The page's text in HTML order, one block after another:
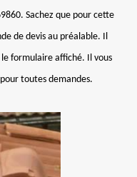
Sachez que pour cette
de devis au préalable. Il
formulaire affiché. Il vous
toutes demandes.